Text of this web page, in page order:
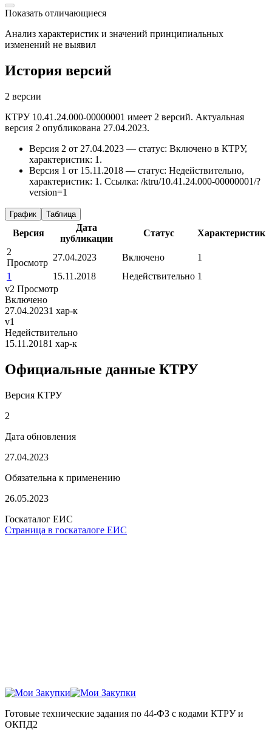
Показать отличающиеся
Анализ характеристик и значений принципиальных
изменений не выявил
История версий
2 версии
КТРУ 10.41.24.000-00000001 имеет 2 версий. Актуальная
версия 2 опубликована 27.04.2023.
Версия 2 от 27.04.2023 — статус: Включено в КТРУ,
характеристик: 1.
Версия 1 от 15.11.2018 — статус: Недействительно,
характеристик: 1. Ссылка: /ktru/10.41.24.000-00000001/?
version=1
График Таблица
Версия
Дата
публикации
Статус
Характеристик
2
Просмотр
27.04.2023 Включено
1
1
15.11.2018 Недействительно 1
v2 Просмотр
Включено
27.04.20231 хар-к
v1
Недействительно
15.11.20181 хар-к
Официальные данные КТРУ
Версия КТРУ
2
Дата обновления
27.04.2023
Обязательна к применению
26.05.2023
Госкаталог ЕИС
Страница в госкаталоге ЕИС
Готовые технические задания по 44-ФЗ с кодами КТРУ и
ОКПД2